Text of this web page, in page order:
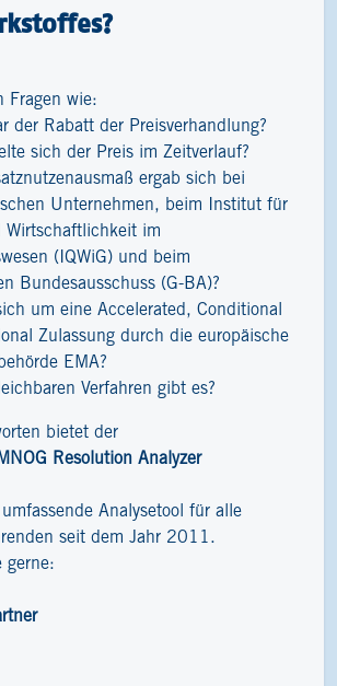
Fragen wie:
der Rabatt der Preisverhandlung?
sich der Preis im Zeitverlauf?
ergab sich bei
Unternehmen, beim Institut für
Wirtschaftlichkeit im
(IQWiG) und beim
Bundesausschuss (G-BA)?
um eine Accelerated, Conditional
Zulassung durch die europäische
EMA?
Verfahren gibt es?
bietet der
Resolution Analyzer
umfassende Analysetool für alle
seit dem Jahr 2011.
gerne: